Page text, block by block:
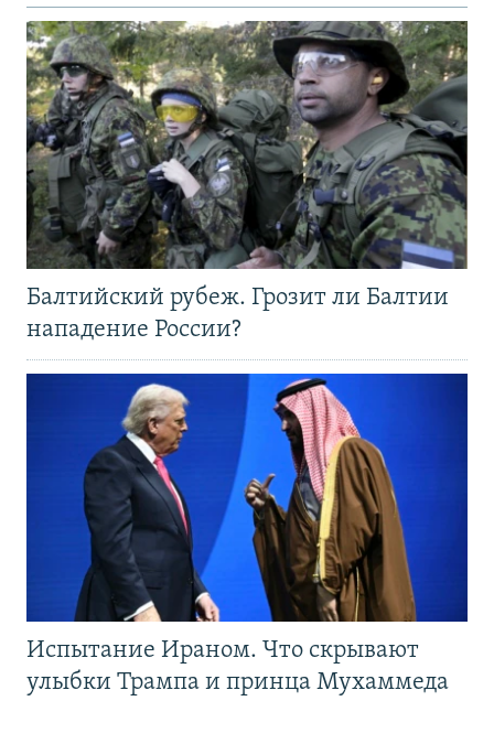
Балтийский рубеж. Грозит ли Балтии
нападение России?
Испытание Ираном. Что скрывают
улыбки Трампа и принца Мухаммеда